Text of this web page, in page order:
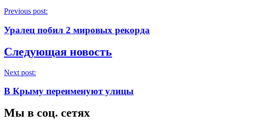
Previous post:
Уралец побил 2 мировых рекорда
Следующая новость
Next post:
В Крыму переименуют улицы
Мы в соц. сетях